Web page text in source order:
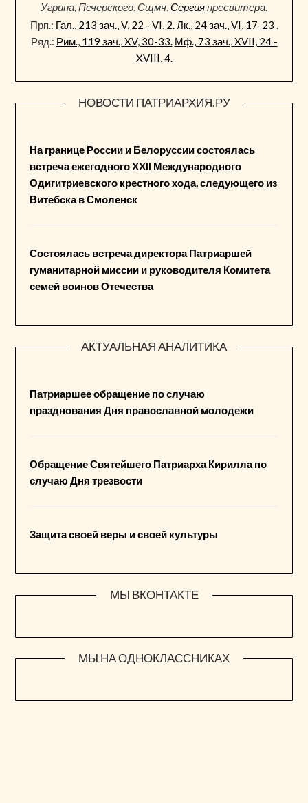
Угрина, Печерского. Сщмч.Сергияпресвитера.
Прп.: Гал., 213 зач., V, 22 - VI, 2.Лк., 24 зач., VI, 17-23 .
Ряд.: Рим., 119 зач., XV, 30-33. Мф., 73 зач., XVII, 24 -
XVIII, 4.
НОВОСТИ ПАТРИАРХИЯ.РУ
На границе России и Белоруссии состоялась
встреча ежегодного XXII Международного
Одигитриевского крестного хода, следующего из
Витебска в Смоленск
Состоялась встреча директора Патриаршей
гуманитарной миссии и руководителя Комитета
семей воинов Отечества
АКТУАЛЬНАЯ АНАЛИТИКА
Патриаршее обращение по случаю
празднования Дня православной молодежи
Обращение Святейшего Патриарха Кирилла по
случаю Дня трезвости
Защита своей веры и своей культуры
МЫ ВКОНТАКТЕ
МЫ НА ОДНОКЛАССНИКАХ